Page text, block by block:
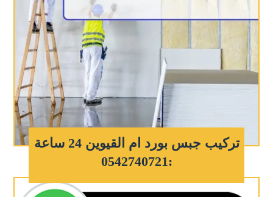
تركيب جبس بورد ام القيوين 24 ساعة
:0542740721